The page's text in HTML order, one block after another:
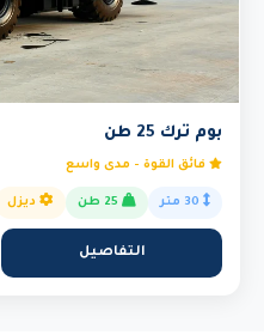
بوم ترك 25 طن
فائق القوة - مدى واسع
ديزل
التفاصيل